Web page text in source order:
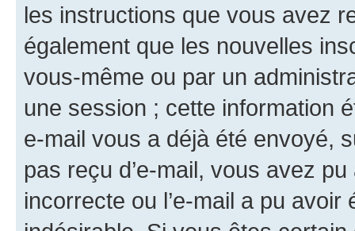
les instructions que vous avez
également que les nouvelles
vous-même ou par un
une session ; cette information
e-mail vous a déjà été envoyé,
pas reçu d’e-mail, vous avez
incorrecte ou l’e-mail a pu